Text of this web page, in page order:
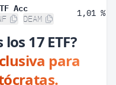
Acc
DEAM
1,01 %
17 ETF?
para